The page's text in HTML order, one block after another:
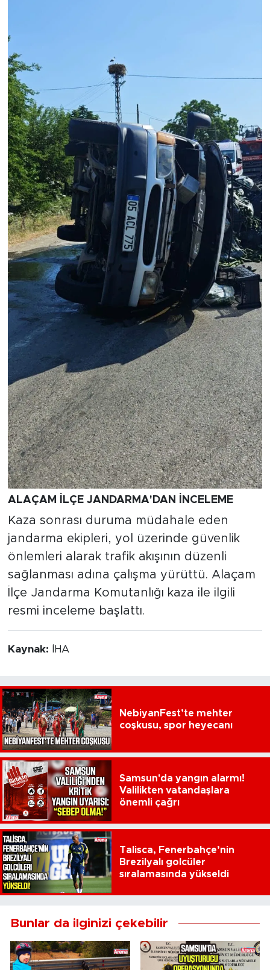
ALAÇAM İLÇE JANDARMA'DAN İNCELEME
Kaza sonrası duruma müdahale eden
jandarma ekipleri, yol üzerinde güvenlik
önlemleri alarak trafik akışının düzenli
sağlanması adına çalışma yürüttü. Alaçam
İlçe Jandarma Komutanlığı kaza ile ilgili
resmi inceleme başlattı.
Kaynak: İHA
NebiyanFest’te mehter
coşkusu, spor heyecanı
Samsun'da yangın alarmı!
Valilikten vatandaşlara
önemli çağrı
Talisca, Fenerbahçe’nin
Brezilyalı golcüler
sıralamasında yükseldi
Bunlar da ilginizi çekebilir